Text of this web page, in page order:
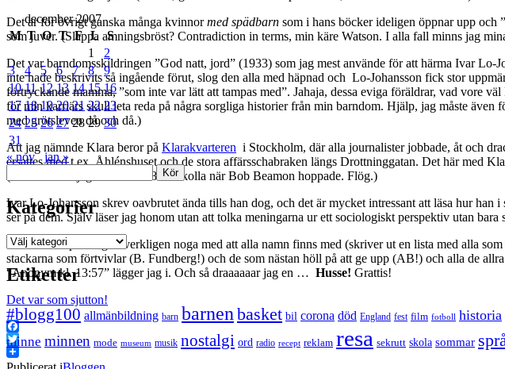
Sidopanel
december 2007
M T O T F L
S
1
2
3
4 5 6 7 8
9
10 11 12 13 14 15 16
17 18 19 20 21 22 23
24 25 26 27 28 29 30
31
« nov
jan »
Kategorier
Kategorier
Etiketter
#blogg100 allmänbildning barn barnen basket bil corona död England fest film fotboll historia
minne minnen mode museum musik nostalgi ord radio recept reklam resa sekrutt skola sommar
Det är för övrigt ganska många kvinnormed spädbarn som i hans böcker ideligen öppnar upp och
som juver. (Slappa amningsbröst? Contradiction in terms, min käre Watson. I alla fall minns jag
Det var barndomsskildringen ”God natt, jord” (1933) som jag mest använde för att härma Ivar
inte hade beskrivits så ingående förut, slog den alla med häpnad och Lo-Johansson fick stor
förtryckande mamma, ”som inte var lätt att tampas med”. Jahaja, dessa eviga föräldrar, vad vore
för min karriärs skull leta reda på några sorgliga historier från min barndom. Hjälp, jag måste
med grötsleven då och då.)
Att jag nämnde Klara beror på Klarakvarteren i Stockholm, där alla journalister jobbade, åt och
ersattes med t.ex. Åhlénshuset och de stora affärsschabraken längs Drottninggatan. Det här med
(Sedan skulle jag åka till 1968 och kolla när Bob Beamon hoppade. Flög.)
Ivar Lo-Johansson skrev oavbrutet ända tills han dog, och det är mycket intressant att läsa hur
ser på dem. Själv läser jag honom utan att tolka meningarna ur ett sociologiskt perspektiv utan
Plommonstopet! Jag är verkligen noga med att alla namn finns med (skriver ut en lista med alla
stackarna som förtvivlar (B. Fundberg!) och de som nästan höll på att ge upp (AB!) och alla de
“Anonym kl. 13:57” lägger jag i. Och så draaaaaar jag en … Husse! Grattis!
Det var som sjutton!
Facebook
Twitter